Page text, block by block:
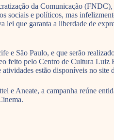
da Comunicação (FNDC),
sociais e políticos, mas
lei que garanta a liberdade de
e São Paulo, e que serão
feito pelo Centro de Cultura Luiz
estão disponíveis no site
e Aneate, a campanha reúne